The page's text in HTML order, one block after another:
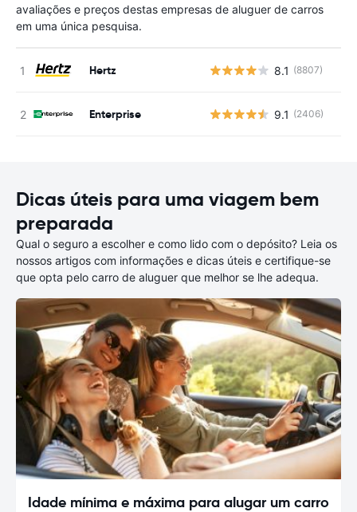
avaliações e preços destas empresas de aluguer de carros
em uma única pesquisa.
Hertz 8.1 (8807)
Enterprise 9.1 (2406)
Dicas úteis para uma viagem bem
preparada
Qual o seguro a escolher e como lido com o depósito? Leia os
nossos artigos com informações e dicas úteis e certifique-se
que opta pelo carro de aluguer que melhor se lhe adequa.
Idade mínima e máxima para alugar um carro